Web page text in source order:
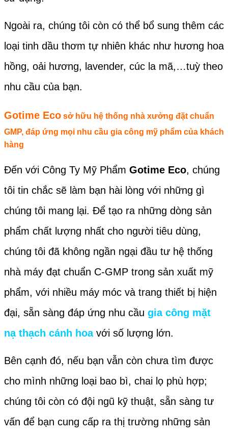
Ngoài ra, chúng tôi còn có thể bổ sung thêm các
loại tinh dầu thơm tự nhiên khác như hương hoa
hồng, oải hương, lavender, cúc la mã,…tuỳ theo
nhu cầu của bạn.
Gotime Eco sở hữu hệ thống nhà xưởng đặt chuẩn
GMP, đáp ứng mọi nhu cầu gia công mỹ phẩm của khách
hàng
Đến với Công Ty Mỹ Phẩm Gotime Eco, chúng
tôi tin chắc sẽ làm bạn hài lòng với những gì
chúng tôi mang lại. Để tạo ra những dòng sản
phẩm chất lượng nhất cho người tiêu dùng,
chúng tôi đã không ngần ngại đầu tư hệ thống
nhà máy đạt chuẩn C-GMP trong sản xuất mỹ
phẩm, với nhiều máy móc và trang thiết bị hiện
đại, sẵn sàng đáp ứng nhu cầu gia công mặt
nạ thạch cánh hoavới số lượng lớn.
Bên cạnh đó, nếu bạn vẫn còn chưa tìm được
cho mình những loại bao bì, chai lọ phù hợp;
chúng tôi còn có đội ngũ kỹ thuật, sẵn sàng tư
vấn để bạn cung cấp ra thị trường những sản